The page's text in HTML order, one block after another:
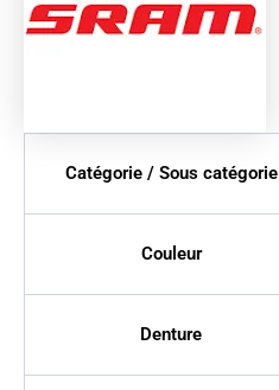
Catégorie / Sous catégorie
Couleur
Denture